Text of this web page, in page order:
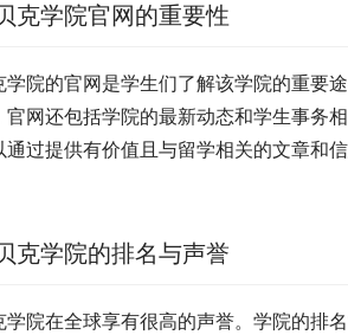
克学院官网的重要性
学院的官网是学生们了解该学院的重要
官网还包括学院的最新动态和学生事务
通过提供有价值且与留学相关的文章和
克学院的排名与声誉
学院在全球享有很高的声誉。学院的排